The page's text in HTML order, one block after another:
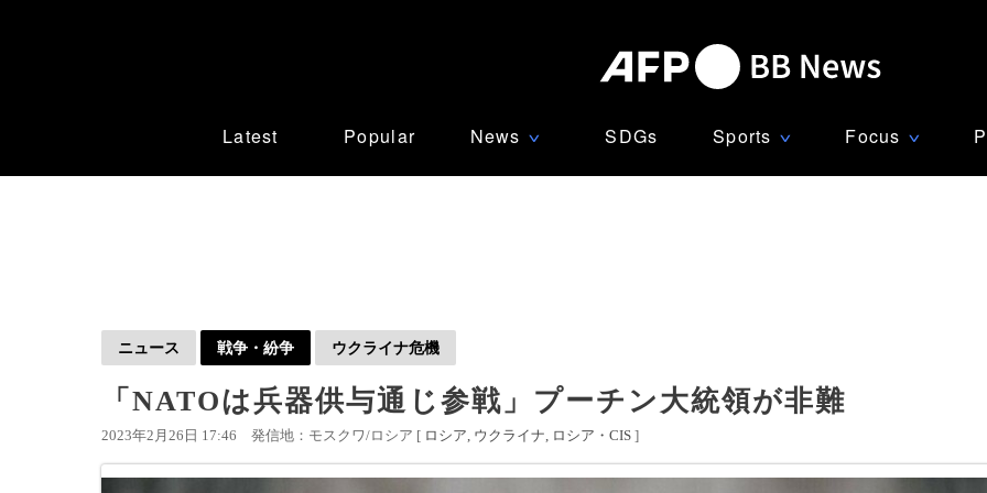
Latest Popular News ∨ SDGs Sports ∨ Focus ∨
ニュース 戦争・紛争 ウクライナ危機
「NATOは兵器供与通じ参戦」プーチン大統領が非難
2023年2月26日 17:46 発信地：モスクワ/ロシア [ ロシア ウクライナ ロシア・CIS ]